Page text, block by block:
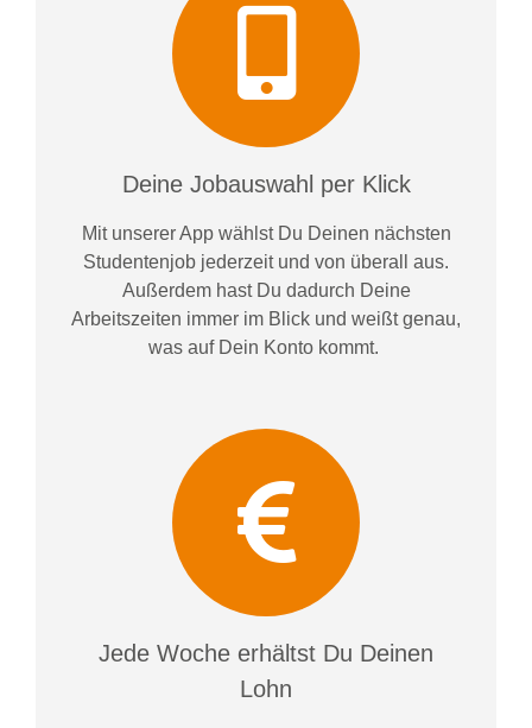
Deine Jobauswahl per Klick
Mit unserer App wählst Du Deinen nächsten
Studentenjob jederzeit und von überall aus.
Außerdem hast Du dadurch Deine
Arbeitszeiten immer im Blick und weißtgenau,
was auf Dein Konto kommt.
Jede Woche erhältst Du Deinen
Lohn